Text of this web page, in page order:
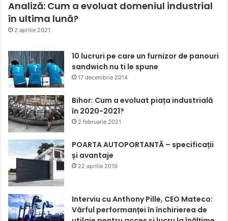
Analiză: Cum a evoluat domeniul industrial
în ultima lună?
2 aprilie 2021
10 lucruri pe care un furnizor de panouri
sandwich nu ti le spune
17 decembrie 2014
Bihor: Cum a evoluat piața industrială
în 2020-2021?
2 februarie 2021
POARTA AUTOPORTANTĂ – specificații
și avantaje
22 aprilie 2019
Interviu cu Anthony Pille, CEO Mateco:
Vârful performanței în închirierea de